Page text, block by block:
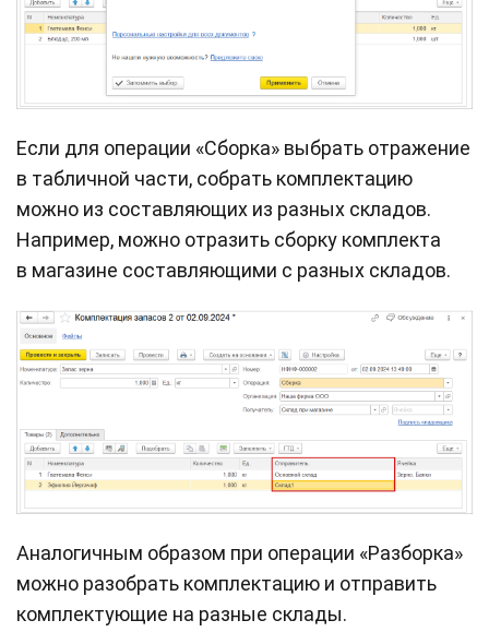
Если для операции «Сборка» выбрать отражение
в табличной части, собрать комплектацию
можно из составляющих из разных складов.
Например, можно отразить сборку комплекта
в магазине составляющими с разных складов.
Аналогичным образом при операции «Разборка»
можно разобрать комплектацию и отправить
комплектующие на разные склады.